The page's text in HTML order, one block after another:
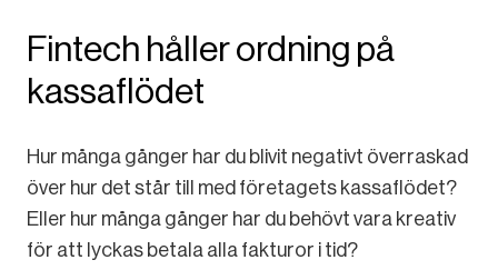
Fintech håller ordning på
kassaflödet
Hur många gånger har du blivit negativt överraskad
över hur det står till med företagets kassaflödet?
Eller hur många gånger har du behövt vara kreativ
för att lyckas betala alla fakturor i tid?